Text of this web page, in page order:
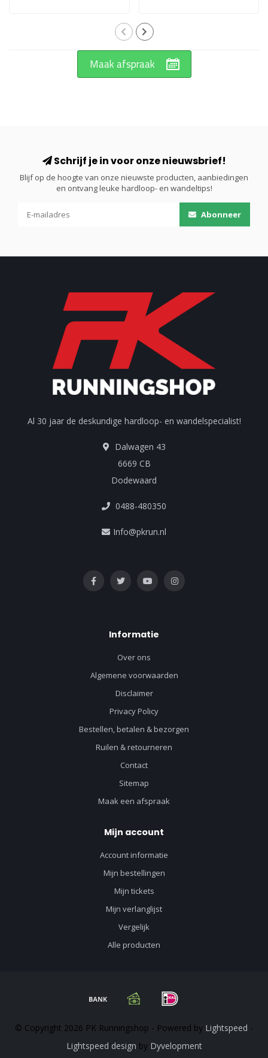
Maak afspraak
Schrijf je in voor onze nieuwsbrief!
Blijf op de hoogte van onze nieuwste producten, aanbiedingen
en ontvang leuke hardloop- en wandeltips!
Abonneer
Al 30 jaar de deskundige hardloop- en wandelspecialist!
Dalwagen 43
6669 CB
Dodewaard
0488-480350
Info@pkrun.nl
Informatie
Over ons
Algemene voorwaarden
Disclaimer
Privacy Policy
Bestellen, betalen & bezorgen
Ruilen & retourneren
Contact
Sitemap
Maak een afspraak
Mijn account
Account informatie
Mijn bestellingen
Mijn tickets
Mijn verlanglijst
Vergelijk
Alle producten
© Copyright 2026 PK Runningshop - Powered by Lightspeed -
Lightspeed design by Dyvelopment